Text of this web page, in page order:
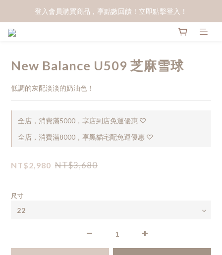
登入會員購買商品，享點數回饋！立即點擊登入！
New Balance U509 芝麻雪球
低調的灰配淡淡的奶油色！
全店，消費滿5000，享店到店免運優惠 ♡
全店，消費滿8000，享黑貓宅配免運優惠 ♡
NT$2,980 NT$3,680
尺寸